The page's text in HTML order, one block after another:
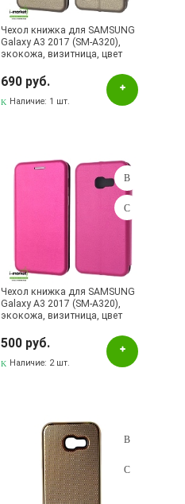
Чехол книжка для SAMSUNG
Galaxy A3 2017 (SM-A320),
экокожа, визитница, цвет
690 руб.
Наличие: 1 шт.
Чехол книжка для SAMSUNG
Galaxy A3 2017 (SM-A320),
экокожа, визитница, цвет
500 руб.
Наличие: 2 шт.